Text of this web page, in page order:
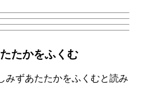
たかをふくむ
みずあたたかをふくむと読み